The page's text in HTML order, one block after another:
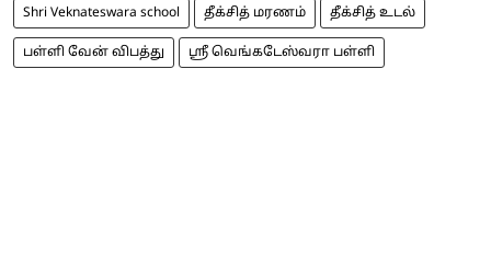
Shri Veknateswara school தீக்சித் மரணம் தீக்சித் உடல்
பள்ளி வேன் விபத்து ஸ்ரீ வெங்கடேஸ்வரா பள்ளி